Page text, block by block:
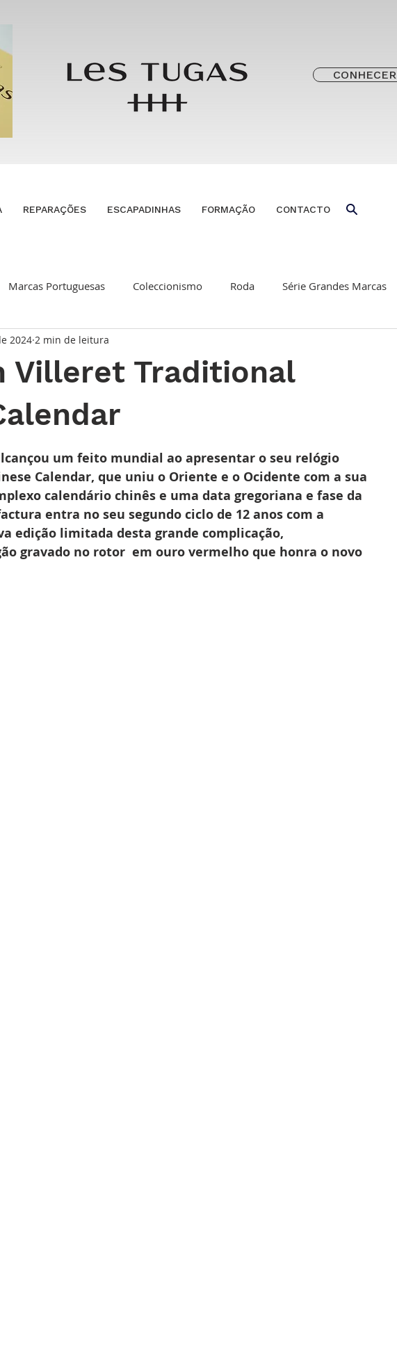
CONHECER
REPARAÇÕES ESCAPADINHAS FORMAÇÃO CONTACTO
Marcas Portuguesas Coleccionismo Roda Série Grandes Marcas
Principal Série Solares
Villeret Traditional
2024 2 min de leitura
um feito mundial ao apresentar o seu relógio
Calendar, que uniu o Oriente e o Ocidente com a sua
calendário chinês e uma data gregoriana e fase da
entra no seu segundo ciclo de 12 anos com a
edição limitada desta grande complicação,
gravado no rotor  em ouro vermelho que honra o novo